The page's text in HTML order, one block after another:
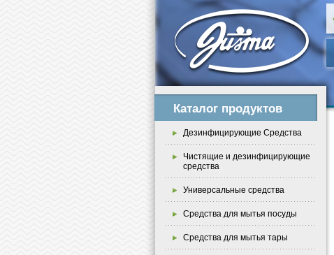
Каталог продуктов
Дезинфицирующие Средства
Чистящие и дезинфицирующие
средства
Универсальные средства
Средства для мытья посуды
Средства для мытья тары